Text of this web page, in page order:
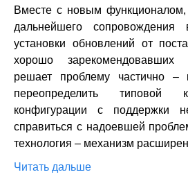
Вместе с новым
дальнейшего сопровождения
установки обновлений от
хорошо зарекомендовавших
решает проблему частично –
переопределить
конфигурации с поддержки
справиться с надоевшей
технология – механизм
Читать дальше